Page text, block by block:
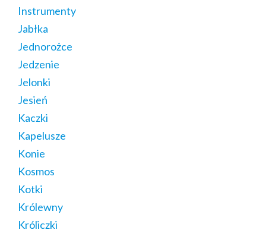
Instrumenty
Jabłka
Jednorożce
Jedzenie
Jelonki
Jesień
Kaczki
Kapelusze
Konie
Kosmos
Kotki
Królewny
Króliczki